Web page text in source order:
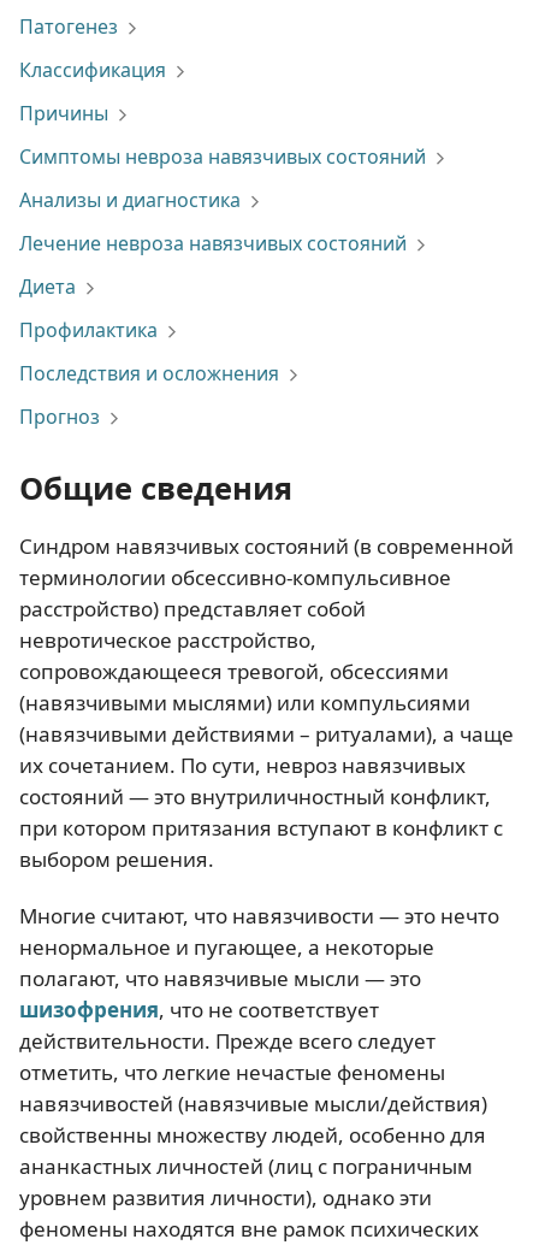
Патогенез
Классификация
Причины
Симптомы невроза навязчивых состояний
Анализы и диагностика
Лечение невроза навязчивых состояний
Диета
Профилактика
Последствия и осложнения
Прогноз
Общие сведения
Синдром навязчивых состояний (в современной
терминологии обсессивно-компульсивное
расстройство) представляет собой
невротическое расстройство,
сопровождающееся тревогой, обсессиями
(навязчивыми мыслями) или компульсиями
(навязчивыми действиями – ритуалами), а чаще
их сочетанием. По сути, невроз навязчивых
состояний — это внутриличностный конфликт,
при котором притязания вступают в конфликт с
выбором решения.
Многие считают, что навязчивости — это нечто
ненормальное и пугающее, а некоторые
полагают, что навязчивые мысли — это
шизофрения, что не соответствует
действительности. Прежде всего следует
отметить, что легкие нечастые феномены
навязчивостей (навязчивые мысли/действия)
свойственны множеству людей, особенно для
ананкастных личностей (лиц с пограничным
уровнем развития личности), однако эти
феномены находятся вне рамок психических